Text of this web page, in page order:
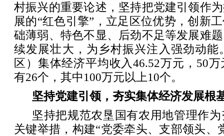
村振兴的重要论述，坚持把党建引领作
展的“红色引擎”，立足区位优势，创新
础薄弱、特色不显、后劲不足等发展难
续发展壮大，为乡村振兴注入强劲动能
区）集体经济平均收入46.52万元，50
有26个，其中100万元以上10个。
坚持党建引领，夯实集体经济发展根
坚持把规范农垦国有农用地管理作
关键举措，构建“党委牵头、支部领头、